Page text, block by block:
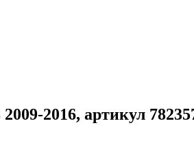
2016, артикул